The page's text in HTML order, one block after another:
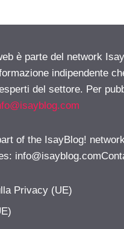
è parte del network
indipendente
del settore. Per
of the IsayBlog!
Privacy (UE)